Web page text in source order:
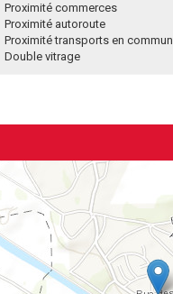
Proximité commerces
Proximité autoroute
Proximité transports en commun
Double vitrage